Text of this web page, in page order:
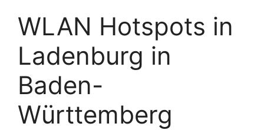
WLAN Hotspots in
Ladenburg in
Baden-
Württemberg